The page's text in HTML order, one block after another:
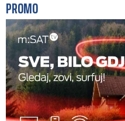
PROMO